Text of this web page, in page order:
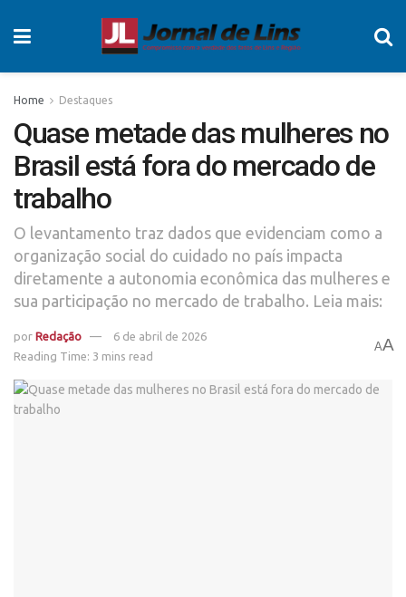
Home Destaques
Quase metade das mulheres no
Brasil está fora do mercado de
trabalho
O levantamento traz dados que evidenciam como a
organização social do cuidado no país impacta
diretamente a autonomia econômica das mulheres e
sua participação no mercado de trabalho. Leia mais:
por Redação
6 de abril de 2026
Reading Time: 3 mins read
AA